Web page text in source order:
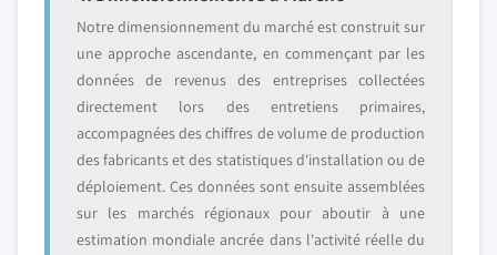
Notre dimensionnement du marché est construit sur
une approche ascendante, en commençant par les
données de revenus des entreprises collectées
directement lors des entretiens primaires,
accompagnées des chiffres de volume de production
des fabricants et des statistiques d'installation ou de
déploiement. Ces données sont ensuite assemblées
sur les marchés régionaux pour aboutir à une
estimation mondiale ancrée dans l'activité réelle du